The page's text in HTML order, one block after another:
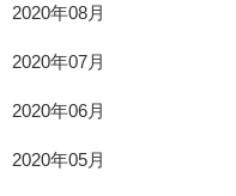
2020年08月
2020年07月
2020年06月
2020年05月